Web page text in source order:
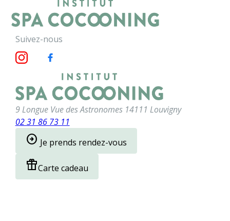
Suivez-nous
9 Longue Vue des Astronomes 14111 Louvigny
02 31 86 73 11
arrow_circle_right Je prends rendez-vous
featured_seasonal_and_giftsCarte cadeau
Panneau de gestion des cookies